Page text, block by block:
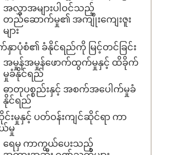
အလွှာအများပါဝင်သည့်
တည်ဆောက်မှု၏ အကျိုးကျေးဇူး
များ
နှာပုံစံ၏ ခံနိုင်ရည်ကို မြင့်တင်ခြင်း
အမှုန်အမှုန်ဖောက်ထွက်မှုနှင့် ထိခိုက်
မှုခံနိုင်ရည်
ဓာတုပစ္စည်းနှင့် အစက်အပေါက်မှုခံ
နိုင်ရည်
းမှုနှင့် ပတ်ဝန်းကျင်ဆိုင်ရာ ကာ
မှု
ရေမှ ကာကွယ်ပေးသည့်